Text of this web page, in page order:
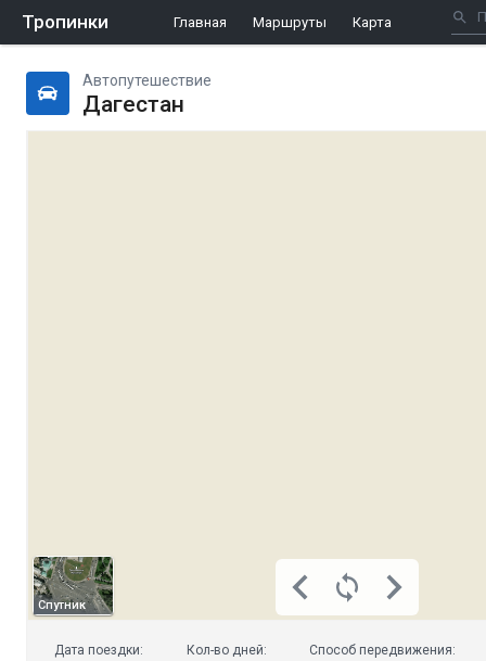
Тропинки Главная Маршруты Карта
Автопутешествие
Дагестан
Спутник
Дата поездки: Кол-во дней: Способ передвижения: